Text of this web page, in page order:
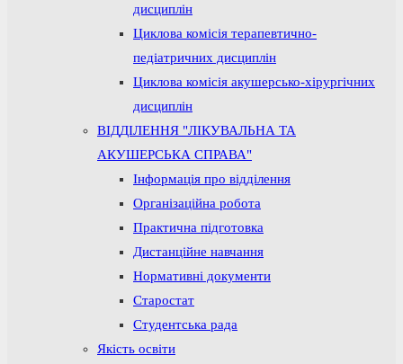
дисциплін
Циклова комісія терапевтично-
педіатричних дисциплін
Циклова комісія акушерсько-хірургічних
дисциплін
ВІДДІЛЕННЯ "ЛІКУВАЛЬНА ТА
АКУШЕРСЬКА СПРАВА"
Інформація про відділення
Організаційна робота
Практична підготовка
Дистанційне навчання
Нормативні документи
Старостат
Студентська рада
Якість освіти